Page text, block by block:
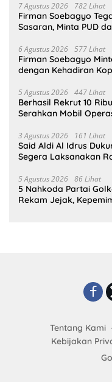
7 Agustus 2026 782 Lihat
Firman Soebagyo
Sasaran, Minta PUD
6 Agustus 2026 577 Lihat
Firman Soebagyo
dengan Kehadiran
5 Agustus 2026 447 Lihat
Berhasil Rekrut 10
Serahkan Mobil
3 Agustus 2026 161 Lihat
Said Aldi Al Idrus
Segera Laksanakan
5 Agustus 2026 86 Lihat
5 Nahkoda Partai
Rekam Jejak,
Tentang Kami
Kebijakan